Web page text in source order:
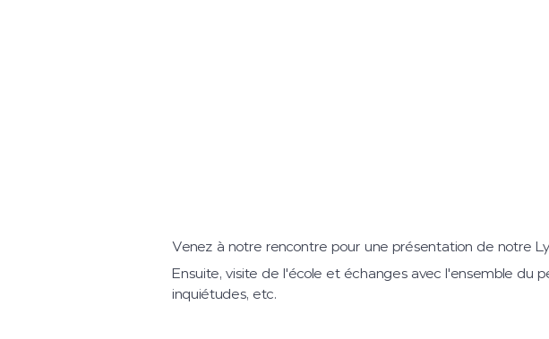
Venez à notre rencontre pour une présentation de notre
Ensuite, visite de l'école et échanges avec l'ensemble du
inquiétudes, etc.